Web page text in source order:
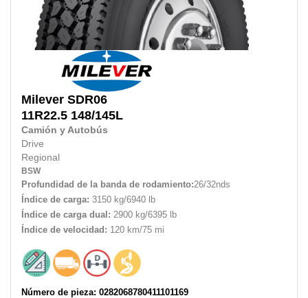
Milever SDR06
11R22.5 148/145L
Camión y Autobús
Drive
Regional
BSW
Profundidad de la banda de rodamiento:26/32nds
Índice de carga: 3150 kg/6940 lb
Índice de carga dual: 2900 kg/6395 lb
Índice de velocidad: 120 km/75 mi
Número de pieza: 0282068780411101169